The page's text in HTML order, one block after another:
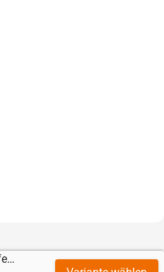
Zahnriemen 20-8M (HTD)-offen-PAZ-Stahl mit Supergrip Gummi schwarz